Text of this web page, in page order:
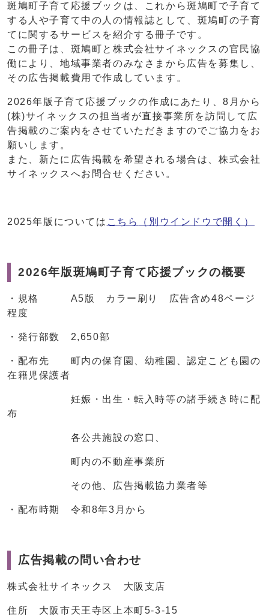
斑鳩町子育て応援ブックは、これから斑鳩町で子育て
する人や子育て中の人の情報誌として、斑鳩町の子育
てに関するサービスを紹介する冊子です。
この冊子は、斑鳩町と株式会社サイネックスの官民協
働により、地域事業者のみなさまから広告を募集し、
その広告掲載費用で作成しています。
2026年版子育て応援ブックの作成にあたり、8月から
(株)サイネックスの担当者が直接事業所を訪問して広
告掲載のご案内をさせていただきますのでご協力をお
願いします。
また、新たに広告掲載を希望される場合は、株式会社
サイネックスへお問合せください。
2025年版については こちら （別ウインドウで開く）
2026年版斑鳩町子育て応援ブックの概要
・規格 A5版 カラー刷り 広告含め48ページ
程度
・発行部数 2,650部
・配布先 町内の保育園、幼稚園、認定こども園の
在籍児保護者
妊娠・出生・転入時等の諸手続き時に配
布
各公共施設の窓口、
町内の不動産事業所
その他、広告掲載協力業者等
・配布時期 令和8年3月から
広告掲載の問い合わせ
株式会社サイネックス 大阪支店
住所 大阪市天王寺区上本町5-3-15